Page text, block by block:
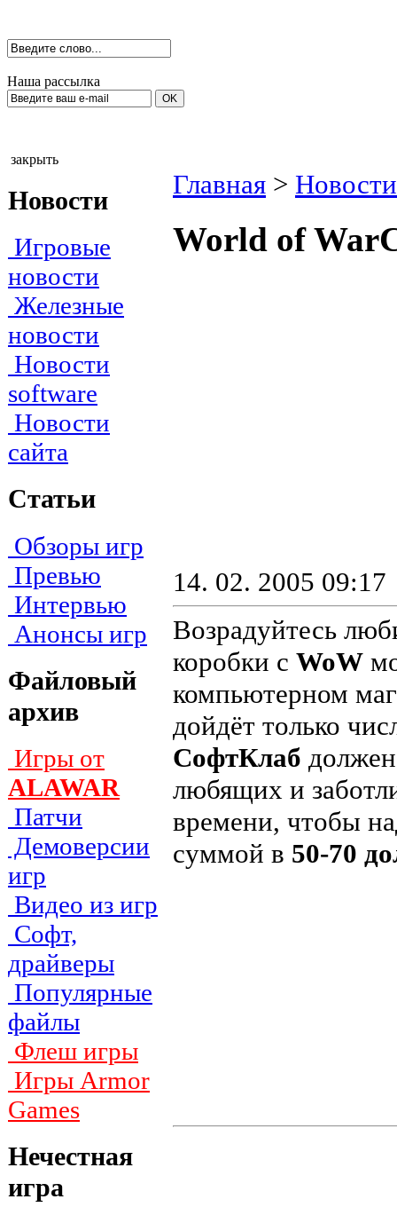
Наша рассылка
закрыть
Новости
Игровые
новости
Железные
новости
Новости
software
Новости
сайта
Статьи
Обзоры игр
Превью
Интервью
Анонсы игр
Файловый
архив
Игры от
ALAWAR
Патчи
Демоверсии
игр
Видео из игр
Софт,
драйверы
Популярные
файлы
Флеш игры
Игры Armor
Games
Нечестная
игра
Главная >
World of
14. 02. 2005 09:17
Возрадуйтесь
коробки с WoW
компьютерном
дойдёт только
СофтКлаб
любящих и
времени, чтобы
суммой в 50-70